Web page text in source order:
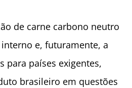
de carne carbono neutro
e, futuramente, a
para países exigentes,
brasileiro em questões